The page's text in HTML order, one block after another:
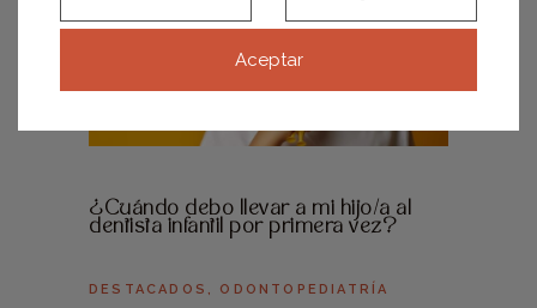
¿Cuándo debo llevar a mi hijo/a al
dentista infantil por primera vez?
DESTACADOS , ODONTOPEDIATRÍA
Aceptar